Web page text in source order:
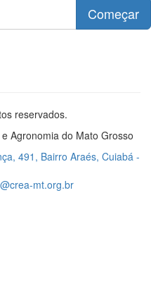
Começar
reservados.
Agronomia do Mato Grosso
491, Bairro Araés, Cuiabá -
mt.org.br